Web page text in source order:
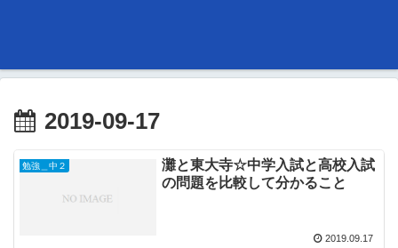
2019-09-17
勉強＿中２
灘と東大寺☆中学入試と高校入試
の問題を比較して分かること
2019.09.17